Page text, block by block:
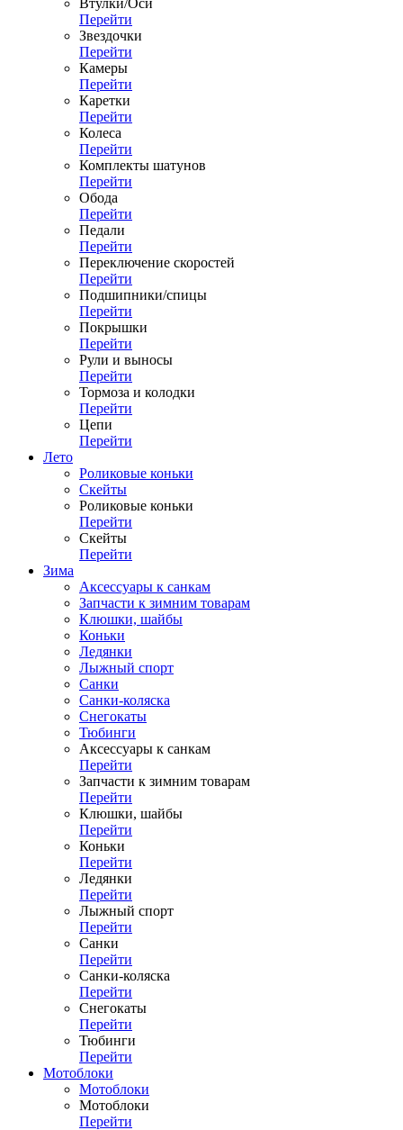
Втулки/Оси
Перейти
Звездочки
Перейти
Камеры
Перейти
Каретки
Перейти
Колеса
Перейти
Комплекты шатунов
Перейти
Обода
Перейти
Педали
Перейти
Переключение скоростей
Перейти
Подшипники/спицы
Перейти
Покрышки
Перейти
Рули и выносы
Перейти
Тормоза и колодки
Перейти
Цепи
Перейти
Лето
Роликовые коньки
Скейты
Роликовые коньки
Перейти
Скейты
Перейти
Зима
Аксессуары к санкам
Запчасти к зимним товарам
Клюшки, шайбы
Коньки
Ледянки
Лыжный спорт
Санки
Санки-коляска
Снегокаты
Тюбинги
Аксессуары к санкам
Перейти
Запчасти к зимним товарам
Перейти
Клюшки, шайбы
Перейти
Коньки
Перейти
Ледянки
Перейти
Лыжный спорт
Перейти
Санки
Перейти
Санки-коляска
Перейти
Снегокаты
Перейти
Тюбинги
Перейти
Мотоблоки
Мотоблоки
Мотоблоки
Перейти